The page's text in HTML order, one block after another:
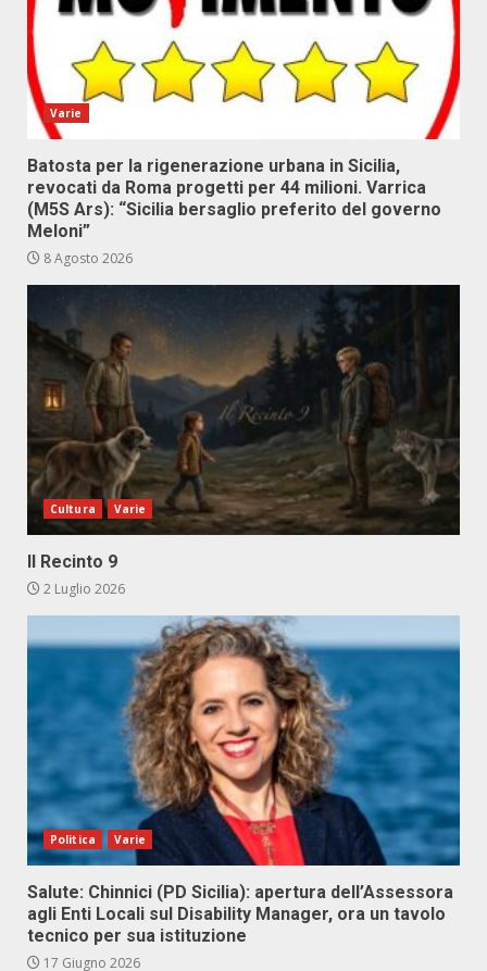
Varie
Batosta per la rigenerazione urbana in Sicilia,
revocati da Roma progetti per 44 milioni. Varrica
(M5S Ars): “Sicilia bersaglio preferito del governo
Meloni”
8 Agosto 2026
Cultura Varie
Il Recinto 9
2 Luglio 2026
Politica Varie
Salute: Chinnici (PD Sicilia): apertura dell’Assessora
agli Enti Locali sul Disability Manager, ora un tavolo
tecnico per sua istituzione
17 Giugno 2026